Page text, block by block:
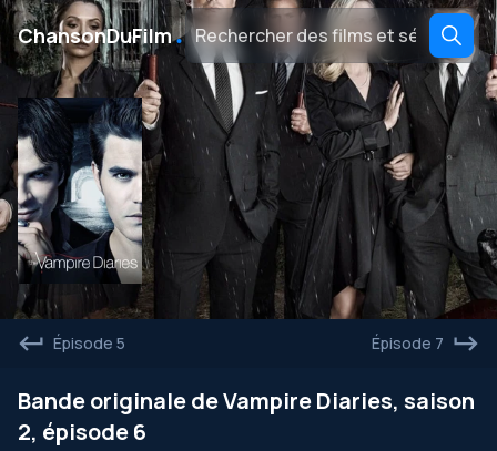
ChansonDuFilm․
Épisode 5 Épisode 7
Bande originale de Vampire Diaries, saison
2, épisode 6